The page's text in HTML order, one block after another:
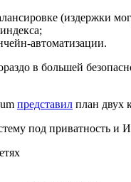
(издержки
автоматизации.
в большей
представил план двух
под приватность и